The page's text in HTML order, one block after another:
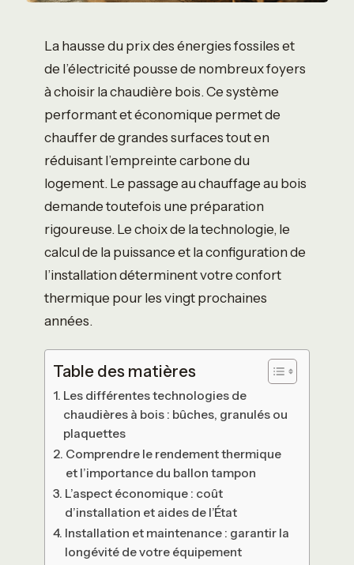
La hausse du prix des énergies fossiles et
de l’électricité pousse de nombreux foyers
à choisir la chaudière bois. Ce système
performant et économique permet de
chauffer de grandes surfaces tout en
réduisant l’empreinte carbone du
logement. Le passage au chauffage au bois
demande toutefois une préparation
rigoureuse. Le choix de la technologie, le
calcul de la puissance et la configuration de
l’installation déterminent votre confort
thermique pour les vingt prochaines
années.
Table des matières
Les différentes technologies de
chaudières à bois : bûches, granulés ou
plaquettes
Comprendre le rendement thermique
et l’importance du ballon tampon
L’aspect économique : coût
d’installation et aides de l’État
Installation et maintenance : garantir la
longévité de votre équipement